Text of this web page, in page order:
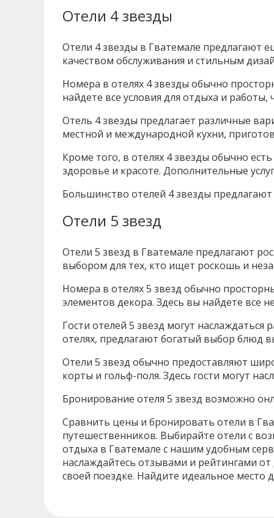
Отели 4 звезды
Отели 4 звезды в Гватемале предлагают
качеством обслуживания и стильным
Номера в отелях 4 звезды обычно
найдете все условия для отдыха и
Отель 4 звезды предлагает различные
местной и международной кухни,
Кроме того, в отелях 4 звезды обычно
здоровье и красоте. Дополнительные
Большинство отелей 4 звезды
Отели 5 звезд
Отели 5 звезд в Гватемале предлагают
выбором для тех, кто ищет роскошь и
Номера в отелях 5 звезд обычно
элементов декора. Здесь вы найдете все
Гости отелей 5 звезд могут
отелях, предлагают богатый выбор блюд
Отели 5 звезд обычно предоставляют
корты и гольф-поля. Здесь гости могут
Бронирование отеля 5 звезд возможно
Сравнить цены и бронировать отели в
путешественников. Выбирайте отели с
отдыха в Гватемале с нашим удобным
наслаждайтесь отзывами и рейтингами
своей поездке. Найдите идеальное